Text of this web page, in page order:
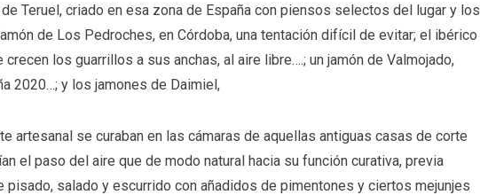
Teruel, criado en esa zona de España con piensos selectos del lugar y los
de Los Pedroches, en Córdoba, una tentación difícil de evitar; el ibérico
crecen los guarrillos a sus anchas, al aire libre….; un jamón de Valmojado,
2020…; y los jamones de Daimiel,
artesanal se curaban en las cámaras de aquellas antiguas casas de corte
el paso del aire que de modo natural hacia su función curativa, previa
pisado, salado y escurrido con añadidos de pimentones y ciertos mejunjes